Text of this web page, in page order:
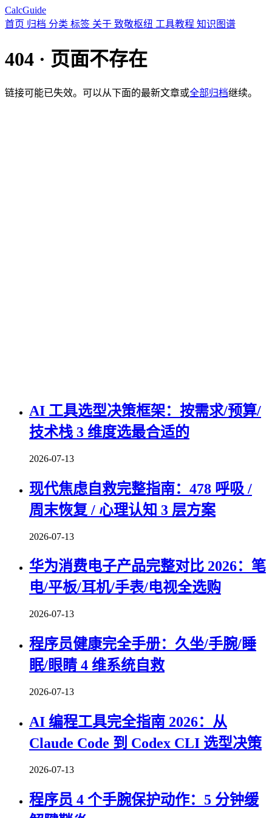
CalcGuide
首页 归档 分类 标签 关于 致敬枢纽 工具教程 知识图谱
404 · 页面不存在
链接可能已失效。可以从下面的最新文章或全部归档继续。
AI 工具选型决策框架：按需求/预算/
技术栈 3 维度选最合适的
2026-07-13
现代焦虑自救完整指南：478 呼吸 /
周末恢复 / 心理认知 3 层方案
2026-07-13
华为消费电子产品完整对比 2026：笔
电/平板/耳机/手表/电视全选购
2026-07-13
程序员健康完全手册：久坐/手腕/睡
眠/眼睛 4 维系统自救
2026-07-13
AI 编程工具完全指南 2026：从
Claude Code 到 Codex CLI 选型决策
2026-07-13
程序员 4 个手腕保护动作：5 分钟缓